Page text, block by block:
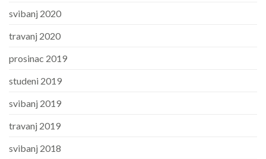
svibanj 2020
travanj 2020
prosinac 2019
studeni 2019
svibanj 2019
travanj 2019
svibanj 2018